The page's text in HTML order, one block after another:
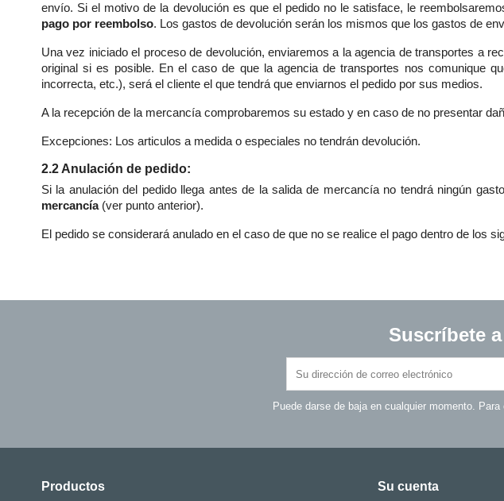
envío. Si el motivo de la devolución es que el pedido no le satisface, le
pago por reembolso. Los gastos de devolución serán los mismos que los gastos de
Una vez iniciado el proceso de devolución, enviaremos a la agencia de transportes a
original si es posible. En el caso de que la agencia de transportes nos comunique
incorrecta, etc.), será el cliente el que tendrá que enviarnos el pedido por sus medios.
A la recepción de la mercancía comprobaremos su estado y en caso de no presentar
Excepciones: Los articulos a medida o especiales no tendrán devolución.
2.2 Anulación de pedido:
Si la anulación del pedido llega antes de la salida de mercancía no tendrá ningún
mercancía(ver punto anterior).
El pedido se considerará anulado en el caso de que no se realice el pago dentro de los
Suscríbete
Puede darse de baja en cualquier momento.
Productos Su cuenta